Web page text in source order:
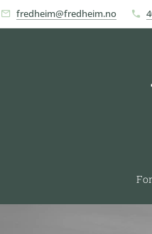
fredheim@fredheim.no